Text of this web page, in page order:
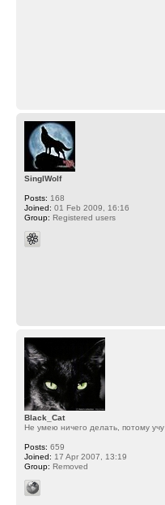
SinglWolf
Posts: 168
Joined: 01 Feb 2009, 16:16
Group: Registered users
Black_Cat
Не умею ничего делать, потому учу
Posts: 659
Joined: 17 Apr 2007, 13:19
Group: Removed